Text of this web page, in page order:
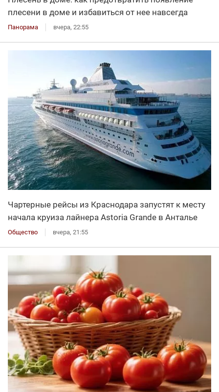
плесени в доме и избавиться от нее навсегда
Панорама вчера, 22:55
Чартерные рейсы из Краснодара запустят к месту
начала круиза лайнера Astoria Grande в Анталье
Общество вчера, 21:55